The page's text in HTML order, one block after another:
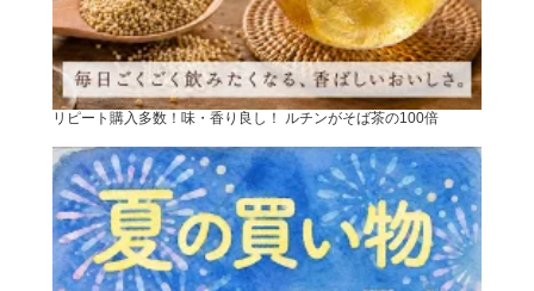
リピート購入多数！味・香り良し！ ルチンがそば茶の100倍